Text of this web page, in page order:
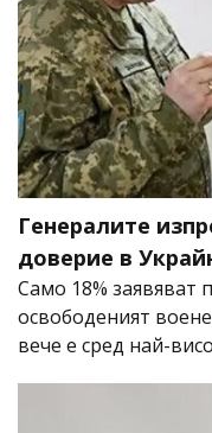
Генералите
доверие в
Само 18% заявяват
освободеният
вече е сред най-